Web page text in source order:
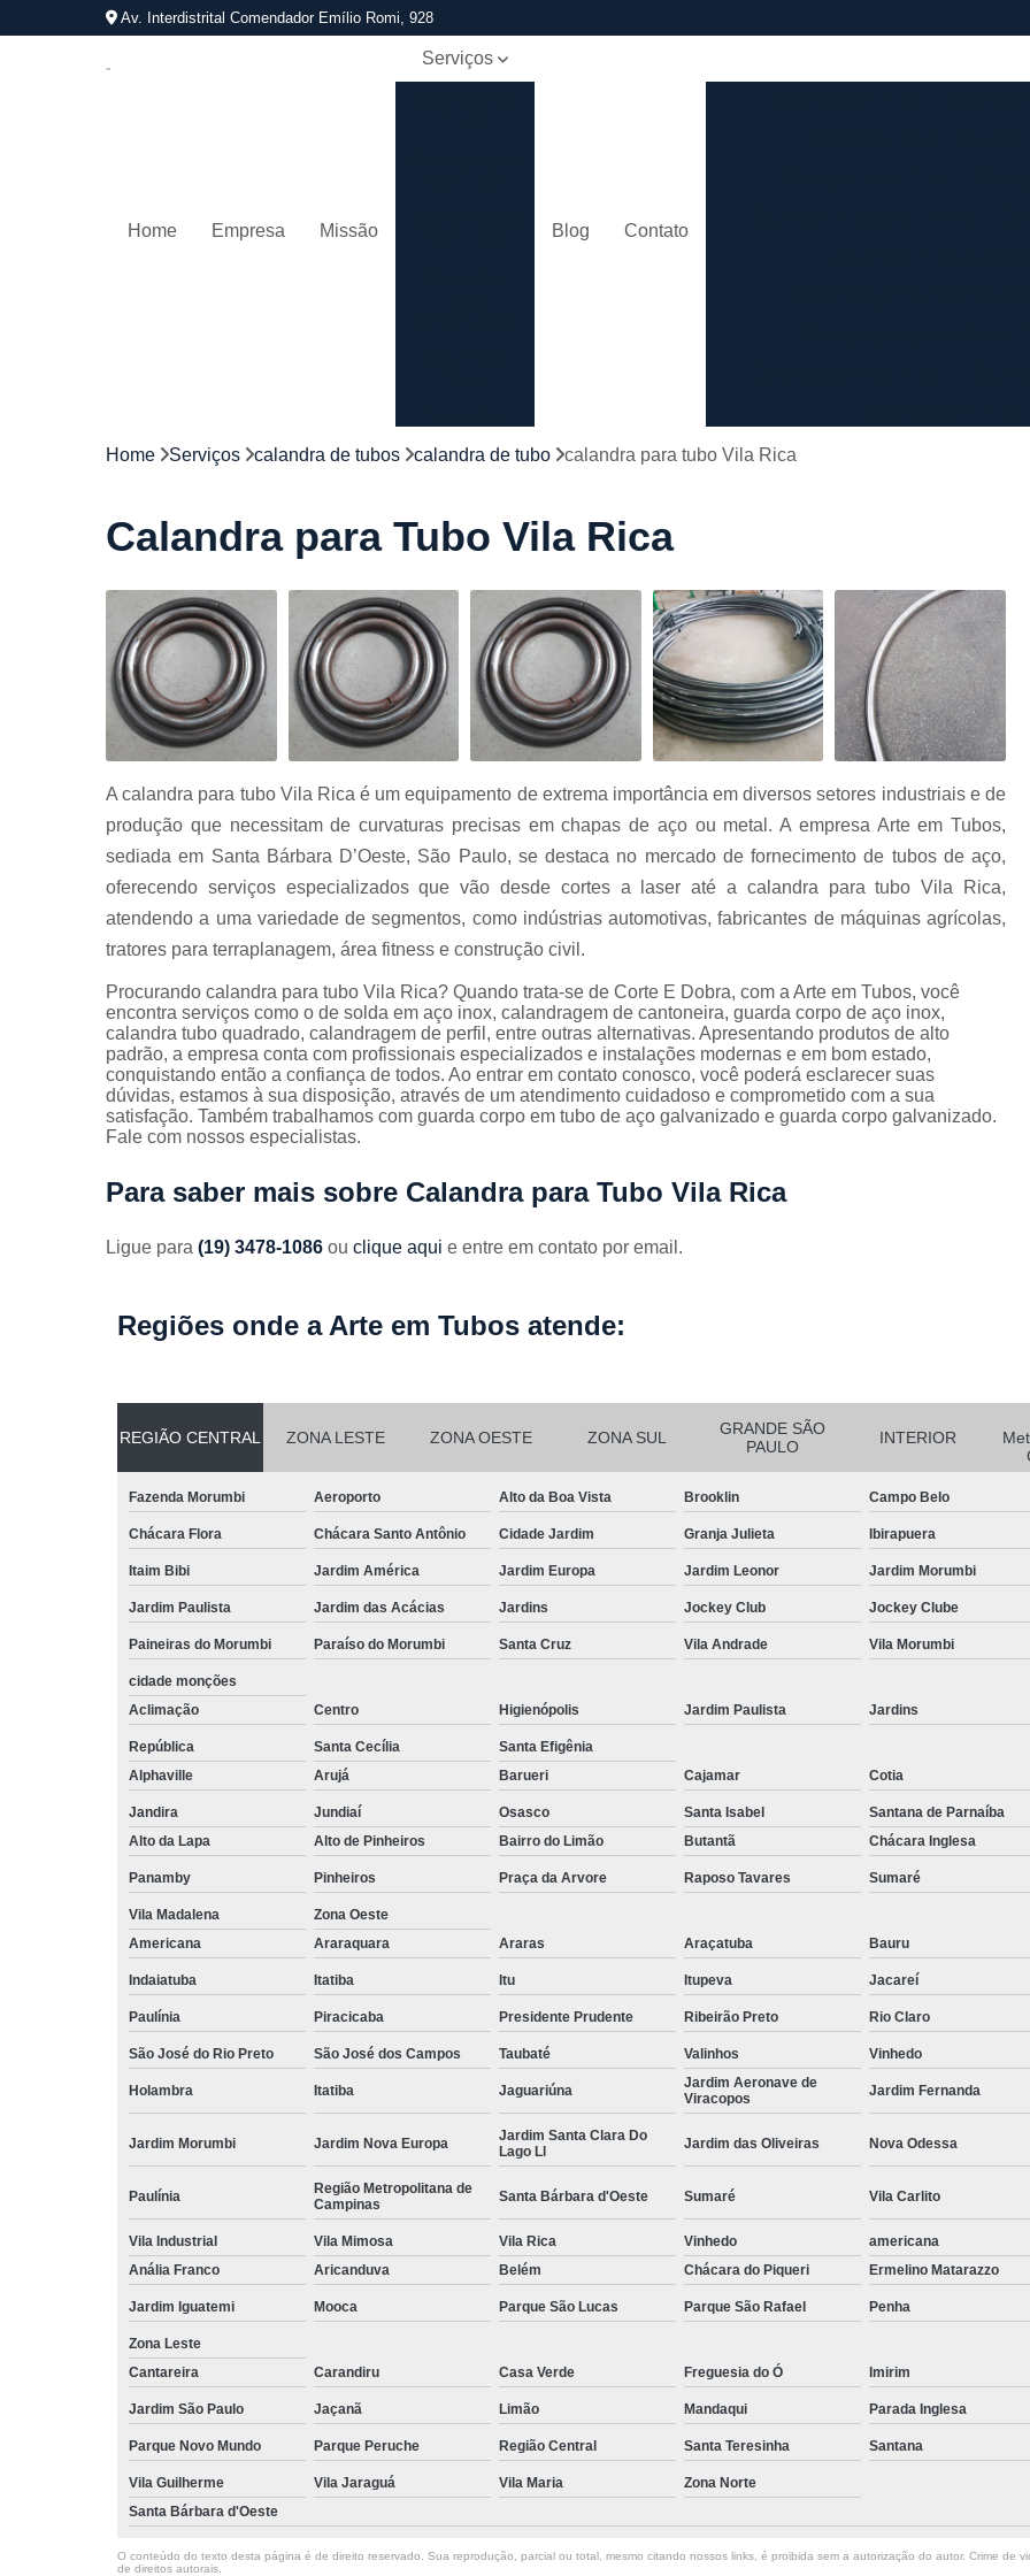
Av. Interdistrital Comendador Emílio Romi, 928
Home Empresa Missão
Serviços
Cortes a
Curvamento
de tubo
Dobra de
tubo
Empresas de
corte
Guarda
corpos
carbono
corpos ferro
Guarda
corpos
galvanizados
Guarda
Serviços de
dobra
Soldas em
aço
aço carbono
Blog Contato
Conformação em
Conformação para
Conformação Tubo de Metal
Corrimão Aço Tipo
Corrimão de
Corrimão de Aço Galvanizado
Corrimão em
Corrimão em Tubo de Aço
Corrimão Galvanizado com
Corrimão
Corrimão de Ferro
Corrimão Escada Interna Ferro
Corrimão Ferro de Escada
Corrimão Ferro para Escada
Corrimão com Ferro Tipo
Corrimão de Inox para
Corrimão Escada Interna
Corrimão Inox de Escada
Corrimão Inox para Escada
Corrimão Inox Quadrado
Corte a Laser Chapa Aço
Corte a Laser em Chapa
Corte a Laser Oxigênio
Solda a Laser
Corte a Laser em Chapa de
Corte Chapa a Laser
Corte de Chapa a Laser
Corte
Corte de Chapa Inox a Laser
Curvamento de Tubos
Curvamento de Tubos a
Curvamento de Tubos de Aço
Curvamento de Tubos
Curvamento de Tubos Industrial
Corte e Dobra Chapa
Corte e
Dobra de Chapa de
Dobra de Chapa de Ferro
Dobra de Tubo Redondo
Dobra Tubo com Maçarico
Dobra Tubo Quadrado
Empresa de Corte a Laser
Empresa de Corte a Laser Chapa
Home Serviços calandra de tubos calandra de tubo calandra para tubo Vila Rica
Calandra para Tubo Vila Rica
A calandra para tubo Vila Rica é um equipamento de extrema importância em diversos setores industriais e de
produção que necessitam de curvaturas precisas em chapas de aço ou metal. A empresa Arte em Tubos,
sediada em Santa Bárbara D’Oeste, São Paulo, se destaca no mercado de fornecimento de tubos de aço,
oferecendo serviços especializados que vão desde cortes a laser até a calandra para tubo Vila Rica,
atendendo a uma variedade de segmentos, como indústrias automotivas, fabricantes de máquinas agrícolas,
tratores para terraplanagem, área fitness e construção civil.
Procurando calandra para tubo Vila Rica? Quando trata-se de Corte E Dobra, com a Arte em Tubos, você
encontra serviços como o de solda em aço inox, calandragem de cantoneira, guarda corpo de aço inox,
calandra tubo quadrado, calandragem de perfil, entre outras alternativas. Apresentando produtos de alto
padrão, a empresa conta com profissionais especializados e instalações modernas e em bom estado,
conquistando então a confiança de todos. Ao entrar em contato conosco, você poderá esclarecer suas
dúvidas, estamos à sua disposição, através de um atendimento cuidadoso e comprometido com a sua
satisfação. Também trabalhamos com guarda corpo em tubo de aço galvanizado e guarda corpo galvanizado.
Fale com nossos especialistas.
Para saber mais sobre Calandra para Tubo Vila Rica
Ligue para (19) 3478-1086 ou clique aqui e entre em contato por email.
Regiões onde a Arte em Tubos atende:
REGIÃO CENTRAL ZONA LESTE ZONA OESTE ZONA SUL
GRANDE SÃO
PAULO
INTERIOR
Fazenda Morumbi Aeroporto Alto da Boa Vista Brooklin Campo Belo
Chácara Flora Chácara Santo Antônio Cidade Jardim Granja Julieta Ibirapuera
Itaim Bibi Jardim América Jardim Europa Jardim Leonor Jardim Morumbi
Jardim Paulista Jardim das Acácias Jardins Jockey Club Jockey Clube
Paineiras do Morumbi Paraíso do Morumbi Santa Cruz Vila Andrade Vila Morumbi
cidade monções
Aclimação
Centro Higienópolis Jardim Paulista Jardins
República Santa Cecília
Santa Efigênia
Alphaville
Arujá Barueri Cajamar Cotia
Jandira Jundiaí Osasco Santa Isabel Santana de Parnaíba
Alto da Lapa
Alto de Pinheiros Bairro do Limão Butantã Chácara Inglesa
Panamby Pinheiros Praça da Arvore Raposo Tavares Sumaré
Vila Madalena
Zona Oeste
Americana
Araraquara Araras Araçatuba Bauru
Indaiatuba Itatiba Itu Itupeva Jacareí
Paulínia Piracicaba Presidente Prudente Ribeirão Preto Rio Claro
São José do Rio Preto São José dos Campos Taubaté Valinhos Vinhedo
Holambra Itatiba Jaguariúna
Jardim Aeronave de
Viracopos
Jardim Fernanda
Jardim Morumbi Jardim Nova Europa
Jardim Santa Clara Do
Lago Ll
Jardim das Oliveiras Nova Odessa
Paulínia
Região Metropolitana de
Campinas
Santa Bárbara d'Oeste Sumaré Vila Carlito
Vila Industrial Vila Mimosa Vila Rica Vinhedo
americana
Anália Franco
Aricanduva Belém Chácara do Piqueri Ermelino Matarazzo
Jardim Iguatemi Mooca Parque São Lucas Parque São Rafael Penha
Zona Leste
Cantareira
Carandiru Casa Verde Freguesia do Ó Imirim
Jardim São Paulo Jaçanã Limão Mandaqui Parada Inglesa
Parque Novo Mundo Parque Peruche Região Central Santa Teresinha Santana
Vila Guilherme Vila Jaraguá Vila Maria
Zona Norte
Santa Bárbara d'Oeste
O conteúdo do texto desta página é de direito reservado. Sua reprodução, parcial ou total, mesmo citando nossos links, é proibida sem a autorização do autor. Crime de
de direitos autorais